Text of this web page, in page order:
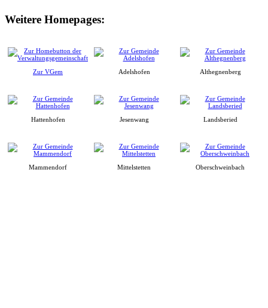
Weitere Homepages:
Zur VGem Adelshofen Althegnenberg
Hattenhofen Jesenwang Landsberied
Mammendorf Mittelstetten Oberschweinbach